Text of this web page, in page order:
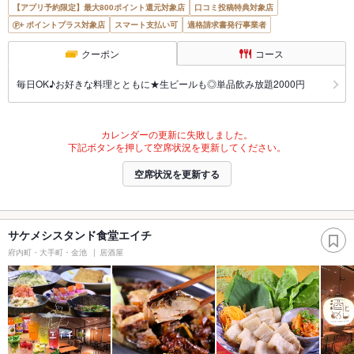
【アプリ予約限定】最大800ポイント還元対象店
口コミ投稿特典対象店
ポイントプラス対象店
スマート支払い可 適格請求書発行事業者
クーポン コース
毎日OK♪お好きな料理とともに★生ビールも◎単品飲み放題2000円
カレンダーの更新に失敗しました。
下記ボタンを押して空席状況を更新してください。
空席状況を更新する
サケメシスタンド食堂エイチ
府内町・大手町・金池 居酒屋